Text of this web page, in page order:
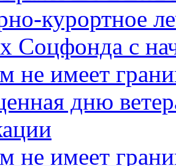
курортное
Соцфонда с
не имеет
дню
не имеет